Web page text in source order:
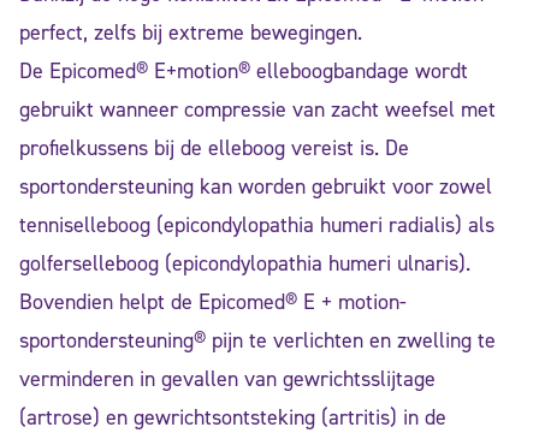
perfect, zelfs bij extreme bewegingen.
De Epicomed® E+motion® elleboogbandage wordt
gebruikt wanneer compressie van zacht weefsel met
profielkussens bij de elleboog vereist is. De
sportondersteuning kan worden gebruikt voor zowel
tenniselleboog (epicondylopathia humeri radialis) als
golferselleboog (epicondylopathia humeri ulnaris).
Bovendien helpt de Epicomed® E + motion-
sportondersteuning® pijn te verlichten en zwelling te
verminderen in gevallen van gewrichtsslijtage
(artrose) en gewrichtsontsteking (artritis) in de